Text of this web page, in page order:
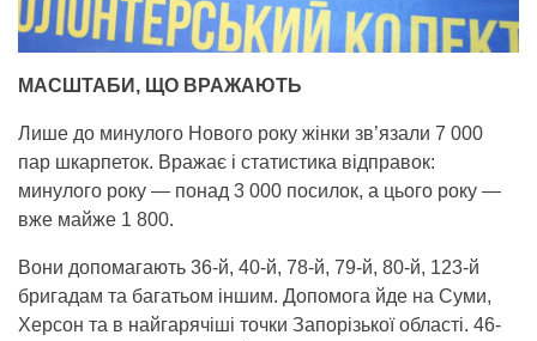
МАСШТАБИ, ЩО ВРАЖАЮТЬ
Лише до минулого Нового року жінки зв’язали 7 000
пар шкарпеток. Вражає і статистика відправок:
минулого року — понад 3 000 посилок, а цього року —
вже майже 1 800.
Вони допомагають 36-й, 40-й, 78-й, 79-й, 80-й, 123-й
бригадам та багатьом іншим. Допомога йде на Суми,
Херсон та в найгарячіші точки Запорізької області. 46-